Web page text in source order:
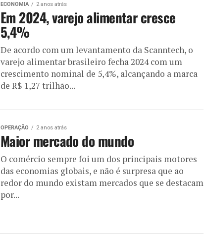
ECONOMIA 2 anos atrás
Em 2024, varejo alimentar cresce
5,4%
De acordo com um levantamento da Scanntech, o
varejo alimentar brasileiro fecha 2024 com um
crescimento nominal de 5,4%, alcançando a marca
de R$ 1,27 trilhão...
OPERAÇÃO 2 anos atrás
Maior mercado do mundo
O comércio sempre foi um dos principais motores
das economias globais, e não é surpresa que ao
redor do mundo existam mercados que se destacam
por...